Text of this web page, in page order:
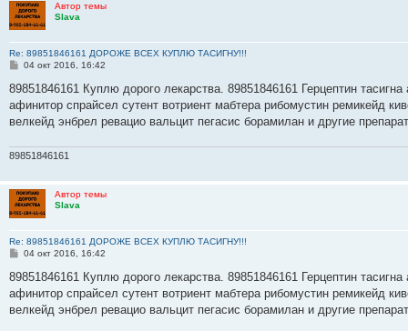
Автор темы
Slava
Re: 89851846161 ДОРОЖЕ ВСЕХ КУПЛЮ ТАСИГНУ!!!
С
о
щ
е
е
04 окт 2016, 16:42
89851846161 Куплю дорого лекарства. 89851846161 Герцептин
афинитор спрайсел сутент вотриент мабтера рибомустин ремикейд
велкейд энбрел ревацио вальцит пегасис борамилан и другие
89851846161
Автор темы
Slava
Re: 89851846161 ДОРОЖЕ ВСЕХ КУПЛЮ ТАСИГНУ!!!
С
о
щ
е
04 окт 2016, 16:42
89851846161 Куплю дорого лекарства. 89851846161 Герцептин
афинитор спрайсел сутент вотриент мабтера рибомустин ремикейд
велкейд энбрел ревацио вальцит пегасис борамилан и другие